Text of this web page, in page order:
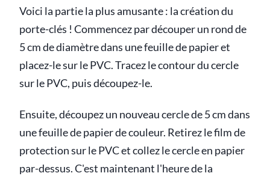
Voici la partie la plus amusante : la création du
porte-clés ! Commencez par découper un rond de
5 cm de diamètre dans une feuille de papier et
placez-le sur le PVC. Tracez le contour du cercle
sur le PVC, puis découpez-le.
Ensuite, découpez un nouveau cercle de 5 cm dans
une feuille de papier de couleur. Retirez le film de
protection sur le PVC et collez le cercle en papier
par-dessus. C'est maintenant l'heure de la